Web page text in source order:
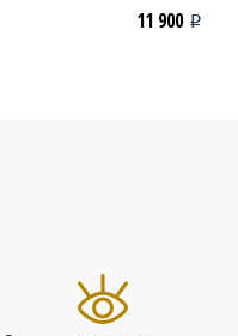
11 900 i